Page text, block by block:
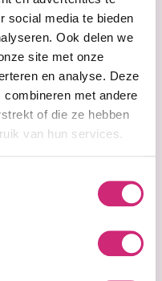
social media te bieden
Ook delen we
site met onze
en analyse. Deze
met andere
of die ze hebben
van hun services.